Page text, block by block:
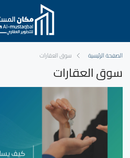
الصفحة الرئيسية سوق العقارات
سوق العقارات